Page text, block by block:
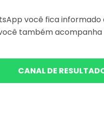
você fica informado
também
CANAL DE